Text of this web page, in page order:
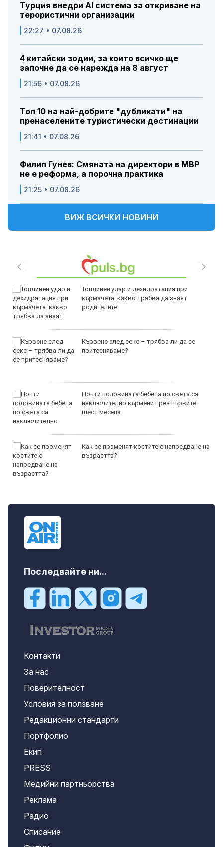
Турция внедри AI система за откриване на
терористични организации
22:27 • 07.08.26
4 китайски зодии, за които всичко ще
започне да се нарежда на 8 август
21:56 • 07.08.26
Топ 10 на най-добрите "дубликати" на
пренаселените туристически дестинации
21:41 • 07.08.26
Филип Гунев: Смяната на директори в МВР
не е реформа, а порочна практика
21:25 • 07.08.26
ВИЖ ВСИЧКИ НОВИНИ
Топлинен удар и дехидратация при
кърмачета: какво трябва да знаят
родителите
Кървене след секс – трябва ли да се
притесняваме?
Почти половината бебета по света са
изключително кърмени през първите
шест месеца
Как се променят костите с напредване на
възрастта?
Последвайте ни...
Контакти
За нас
Поверителност
Условия за ползване
Редакционни стандарти
Портфолио
Екип
PRESS
Медийни партньорства
Реклама
Радио
Списание